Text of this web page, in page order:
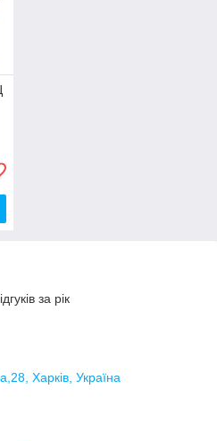
за рік
Харків, Україна